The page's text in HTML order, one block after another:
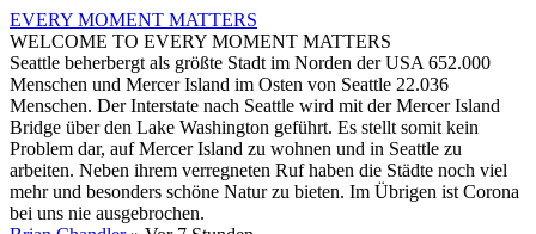
EVERY MOMENT MATTERS
WELCOME TO EVERY MOMENT MATTERS
Seattle beherbergt als größte Stadt im Norden der USA 652.000
Menschen und Mercer Island im Osten von Seattle 22.036
Menschen. Der Interstate nach Seattle wird mit der Mercer Island
Bridge über den Lake Washington geführt. Es stellt somit kein
Problem dar, auf Mercer Island zu wohnen und in Seattle zu
arbeiten. Neben ihrem verregneten Ruf haben die Städte noch viel
mehr und besonders schöne Natur zu bieten. Im Übrigen ist Corona
bei uns nie ausgebrochen.